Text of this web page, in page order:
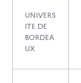
UNIVERS
ITE DE
BORDEA
UX